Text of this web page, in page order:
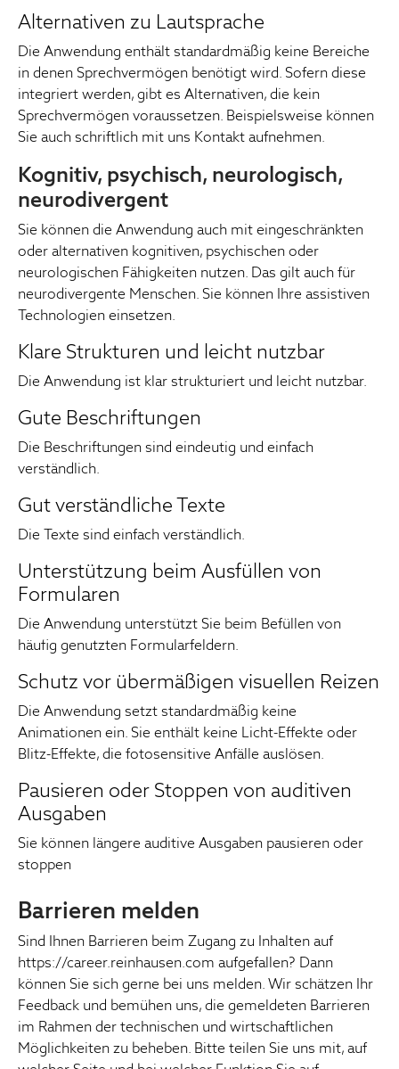
Alternativen zu Lautsprache
Die Anwendung enthält standardmäßig keine Bereiche
in denen Sprechvermögen benötigt wird. Sofern diese
integriert werden, gibt es Alternativen, die kein
Sprechvermögen voraussetzen. Beispielsweise können
Sie auch schriftlich mit uns Kontakt aufnehmen.
Kognitiv, psychisch, neurologisch,
neurodivergent
Sie können die Anwendung auch mit eingeschränkten
oder alternativen kognitiven, psychischen oder
neurologischen Fähigkeiten nutzen. Das gilt auch für
neurodivergente Menschen. Sie können Ihre assistiven
Technologien einsetzen.
Klare Strukturen und leicht nutzbar
Die Anwendung ist klar strukturiert und leicht nutzbar.
Gute Beschriftungen
Die Beschriftungen sind eindeutig und einfach
verständlich.
Gut verständliche Texte
Die Texte sind einfach verständlich.
Unterstützung beim Ausfüllen von
Formularen
Die Anwendung unterstützt Sie beim Befüllen von
häufig genutzten Formularfeldern.
Schutz vor übermäßigen visuellen Reizen
Die Anwendung setzt standardmäßig keine
Animationen ein. Sie enthält keine Licht-Effekte oder
Blitz-Effekte, die fotosensitive Anfälle auslösen.
Pausieren oder Stoppen von auditiven
Ausgaben
Sie können längere auditive Ausgaben pausieren oder
stoppen
Barrieren melden
Sind Ihnen Barrieren beim Zugang zu Inhalten auf
https://career.reinhausen.com aufgefallen? Dann
können Sie sich gerne bei uns melden. Wir schätzen Ihr
Feedback und bemühen uns, die gemeldeten Barrieren
im Rahmen der technischen und wirtschaftlichen
Möglichkeiten zu beheben. Bitte teilen Sie uns mit, auf